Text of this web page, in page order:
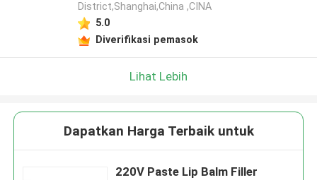
District,Shanghai,China ,CINA
5.0
Diverifikasi pemasok
Lihat Lebih
Dapatkan Harga Terbaik untuk
220V Paste Lip Balm Filler